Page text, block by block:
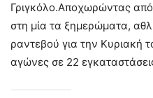
Γριγκόλο.Αποχωρώντας
στη μία τα ξημερώματα,
ραντεβού για την Κυριακή
αγώνες σε 22